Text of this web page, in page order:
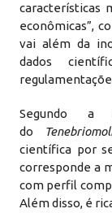
características
econômicas”,
vai além da
dados
Segundo a
do
Tenebrio
científica por
corresponde a
com perfil
Além disso, é